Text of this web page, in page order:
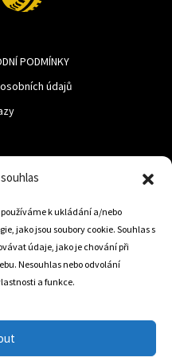
k ukládání a/nebo
jako jsou soubory cookie. Souhlas s
údaje, jako je chování při
Nesouhlas nebo odvolání
a funkce.
PODMÍNKY
údajů